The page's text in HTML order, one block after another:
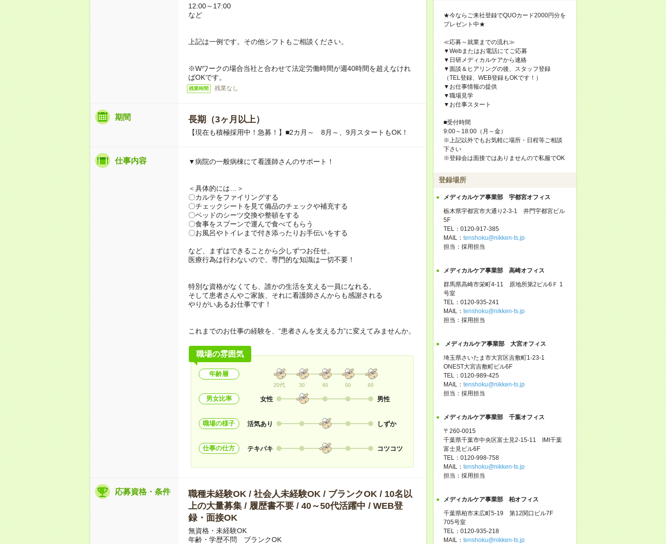
12:00～17:00
など
上記は一例です。その他シフトもご相談ください。
※Wワークの場合当社と合わせて法定労働時間が週40時間を超えなけれ
ばOKです。
残業時間 残業なし
期間 長期（3ヶ月以上）
【現在も積極採用中！急募！】■2カ月～ 8月～、9月スタートもOK！
仕事内容 ▼病院の一般病棟にて看護師さんのサポート！
＜具体的には…＞
〇カルテをファイリングする
〇チェックシートを見て備品のチェックや補充する
〇ベッドのシーツ交換や整頓をする
〇食事をスプーンで運んで食べてもらう
〇お風呂やトイレまで付き添ったりお手伝いをする
など、まずはできることから少しずつお任せ。
医療行為は行わないので、専門的な知識は一切不要！
特別な資格がなくても、誰かの生活を支える一員になれる。
そして患者さんやご家族、それに看護師さんからも感謝される
やりがいあるお仕事です！
これまでのお仕事の経験を、“患者さんを支える力”に変えてみませんか。
職場の雰囲気
年齢層
20代 30 40 50 60
男女比率 女性 男性
職場の様子 活気あり しずか
仕事の仕方 テキパキ コツコツ
応募資格・条件
職種未経験OK / 社会人未経験OK / ブランクOK / 10名以
上の大量募集 / 履歴書不要 / 40～50代活躍中 / WEB登
録・面接OK
無資格・未経験OK
年齢・学歴不問 ブランクOK
★今ならご来社登録でQUOカード2000円分を
プレゼント中★
≪応募～就業までの流れ≫
▼Webまたはお電話にてご応募
▼日研メディカルケアから連絡
▼面談＆ヒアリングの後、スタッフ登録
（TEL登録、WEB登録もOKです！）
▼お仕事情報の提供
▼職場見学
▼お仕事スタート
■受付時間
9:00～18:00（月～金）
※上記以外でもお気軽に場所・日程等ご相談
下さい
※登録会は面接ではありませんので私服でOK
登録場所
メディカルケア事業部 宇都宮オフィス
栃木県宇都宮市大通り2-3-1 井門宇都宮ビル
5F
TEL：0120-917-385
MAIL： tenshoku@nikken-ts.jp
担当：採用担当
メディカルケア事業部 高崎オフィス
群馬県高崎市栄町4-11 原地所第2ビル6Ｆ 1
号室
TEL：0120-935-241
MAIL： tenshoku@nikken-ts.jp
担当：採用担当
メディカルケア事業部 大宮オフィス
埼玉県さいたま市大宮区吉敷町1-23-1
ONEST大宮吉敷町ビル6F
TEL：0120-989-425
MAIL： tenshoku@nikken-ts.jp
担当：採用担当
メディカルケア事業部 千葉オフィス
〒260-0015
千葉県千葉市中央区富士見2-15-11 IMI千葉
富士見ビル6F
TEL：0120-998-758
MAIL： tenshoku@nikken-ts.jp
担当：採用担当
メディカルケア事業部 柏オフィス
千葉県柏市末広町5-19 第12関口ビル7F
705号室
TEL：0120-935-218
MAIL： tenshoku@nikken-ts.jp